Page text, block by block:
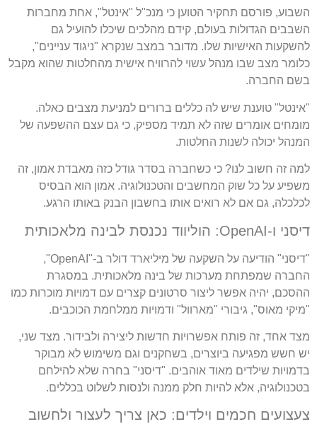
השבוע, פורסם תחקיר הטוען כי מנכ"ל "אינטל", אחת מחברות
השבבים הגדולות בעולם, קידם מהלכים שיכלו להועיל גם
להשקעות האישיות שלו. מדובר במצב שנקרא "ניגוד עניינים",
כלומר מצב שבו מנהל עשוי להרוויח אישית מהחלטות שהוא מקבל
בשם החברה.
"אינטל" טוענת שיש לה כללים ברורים למניעת מצבים כאלה.
מומחים אומרים שזה לא תמיד מספיק, כי גם עצם ההשפעה של
המנהל יכולה לשנות החלטות.
למה זה חשוב לנו? כי כשחברה בסדר גודל כזה מאבדת אמון, זה
משפיע על כל שוק המחשבים והטכנולוגיה. אמון הוא הבסיס
לכלכלה, גם אם לא רואים אותו בחשבון הבנק באותו הרגע.
דיסני ו-OpenAI: הוליווד נכנסת לבינה מלאכותית
"דיסני" הודיעה על השקעה של מיליארד דולר ב-"OpenAI",
החברה שמפתחת מערכות של בינה מלאכותית. במסגרת
ההסכם, יהיה אפשר ליצור סרטונים קצרים עם דמויות מוכרות כמו
"מיקי מאוס", גיבורי "מארוול" ודמויות ממלחמת הכוכבים.
מצד אחד, זה פותח אפשרויות חדשות ליצירה ולבידור. מצד שני,
יש חשש מפגיעה ביוצרים, בשחקנים וגם משימוש לא מבוקר
בדמויות שילדים מאוד אוהבים. "דיסני" בחרה שלא להילחם
בטכנולוגיה, אלא להיות חלק ממנה ולנסות לשלוט בכללים.
צעצועים חכמים וילדים: כאן צריך לעצור ולחשוב